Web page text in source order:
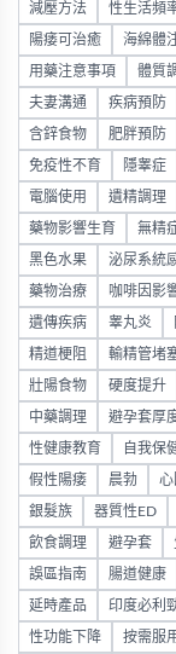
減壓方法 性生活頻
陽痿可治癒 海綿體
用藥注意事項 體質
夫妻溝通 疾病預防
含鋅食物 肥胖預防
免疫性不育 隱睾症
電腦使用 遺精調理
藥物影響生育 無精
黑色水果 泌尿系統
藥物治療 咖啡因影
遺傳疾病 睾丸炎
精道梗阻 輸精管堵
壯陽食物 硬度提升
中藥調理 避孕套厚
性健康教育 自我保
假性陽痿 晨勃 心
銀髮族 器質性ED
飲食調理 避孕套
誤區指南 腸道健康
延時產品 印度必利
性功能下降 按需服